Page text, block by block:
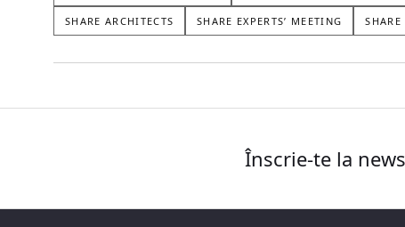
SHARE ARCHITECTS SHARE EXPERTS’ MEETING
Înscrie-te la